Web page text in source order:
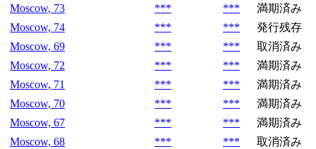
Moscow, 73 *** ***
満期済み
Moscow, 74
*** ***
発行残存
Moscow, 69
*** ***
取消済み
Moscow, 72
*** ***
満期済み
Moscow, 71
*** ***
満期済み
Moscow, 70
*** ***
満期済み
Moscow, 67
*** ***
満期済み
Moscow, 68
*** ***
取消済み